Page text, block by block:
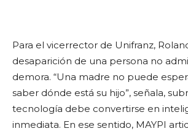
Para el vicerrector de Unifranz,
desaparición de una persona no
demora. “Una madre no puede
saber dónde está su hijo”, señala,
tecnología debe convertirse en
inmediata. En ese sentido, MAYPI